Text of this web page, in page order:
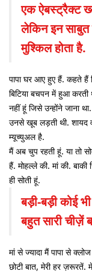
एक ऐबस्ट्रैक्ट
लेकिन इन साबुत
मुश्किल होता है.
पापा घर आए हुए हैं. कहते हैं
बिटिया बचपन में हुआ
नहीं हूं जिसे उन्होंने जाना
उनसे खूब लड़ती थी. शायद
म्यूच्युअल है.
मैं अब चुप रहती हूं. या तो
हैं. मोहल्ले की. मां की.
ही सोती हूं.
बड़ी-बड़ी कोई
बहुत सारी चीज़ें
मां से ज्यादा मैं पापा से
छोटी बात, मेरी हर ज़रूरतें.